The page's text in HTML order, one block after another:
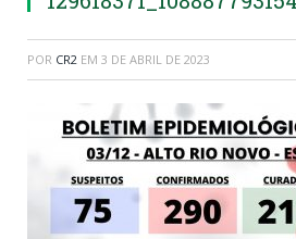
POR CR2 EM 3 DE ABRIL DE 2023